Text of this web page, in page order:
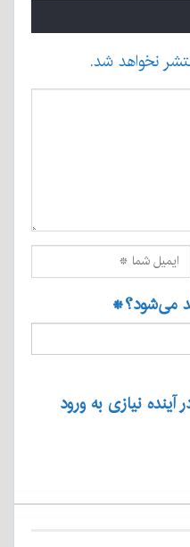
نخواهد شد.
می‌شود؟*
نیازی به ورود